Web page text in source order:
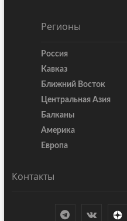
Регионы
Россия
Кавказ
Ближний Восток
Центральная Азия
Балканы
Америка
Европа
Контакты